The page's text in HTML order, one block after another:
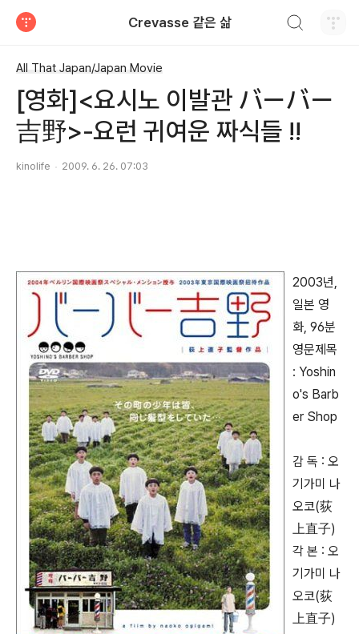
Crevasse 같은 삶
All That Japan/Japan Movie
[영화]<요시노 이발관 バーバー
吉野>-요런 귀여운 짜식들 !!
kinolife 2009. 6. 26. 07:03
2003년,
일본 영
화, 96분
영문제목
: Yoshin
o's Barb
er Shop
감 독 : 오
기가미 나
오코(荻
上直子)
각 본 : 오
기가미 나
오코(荻
上直子)